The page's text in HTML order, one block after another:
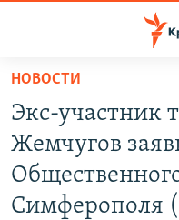
Вернуться
основному
содержанию
Вернутся
главной
СПЕЦПРОЕКТЫ
ГРУЗ 200
КАРТА ВОЕННЫХ
ВОДА
ИСТОРИЯ
НОВОСТИ
Экс-участник
Жемчугов
Симферополя